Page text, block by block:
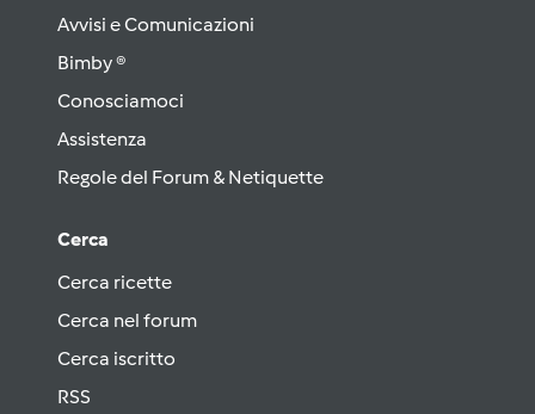
Avvisi e Comunicazioni
Bimby ®
Conosciamoci
Assistenza
Regole del Forum & Netiquette
Cerca
Cerca ricette
Cerca nel forum
Cerca iscritto
RSS